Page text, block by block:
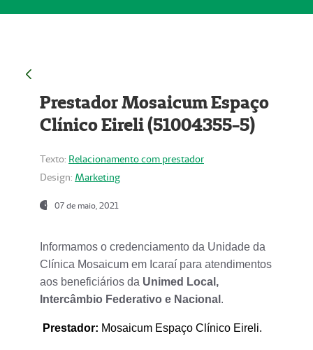
Prestador Mosaicum Espaço
Clínico Eireli (51004355-5)
Texto: Relacionamento com prestador
Design: Marketing
07 de maio, 2021
Informamos o credenciamento da Unidade da
Clínica Mosaicum em Icaraí para atendimentos
aos beneficiários da Unimed Local,
Intercâmbio Federativo e Nacional .
Prestador: Mosaicum Espaço Clínico Eireli.